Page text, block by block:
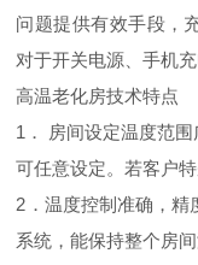
问题提供有效手段，
对于开关电源、手机
高温老化房技术特点
1． 房间设定温度范
可任意设定。若客户
2．温度控制准确，精
系统，能保持整个房